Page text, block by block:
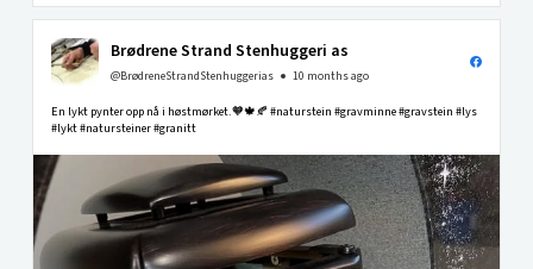
Brødrene Strand Stenhuggeri as
@BrødreneStrandStenhuggerias 10 months ago
En lykt pynter opp nå i høstmørket.🧡🍁🍂 #naturstein #gravminne #gravstein #lys
#lykt #natursteiner #granitt